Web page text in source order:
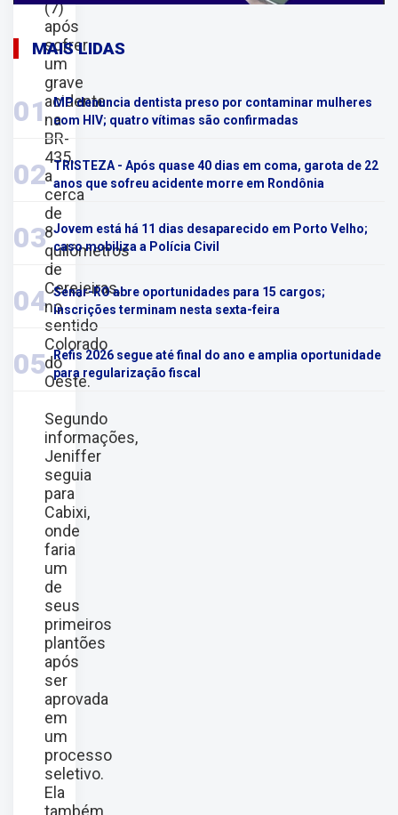
(7)
após
sofrer
um
grave
acidente
na
BR-
435,
a
cerca
de
8
quilômetros
de
Cerejeiras,
no
sentido
Colorado
do
Oeste.
Segundo
informações,
Jeniffer
seguia
para
Cabixi,
onde
faria
um
de
seus
primeiros
plantões
após
ser
aprovada
em
um
processo
seletivo.
Ela
também
MAIS LIDAS
01 MP denuncia dentista preso por contaminar mulheres
com HIV; quatro vítimas são confirmadas
02 TRISTEZA - Após quase 40 dias em coma, garota de 22
anos que sofreu acidente morre em Rondônia
03 Jovem está há 11 dias desaparecido em Porto Velho;
caso mobiliza a Polícia Civil
04 Senar-RO abre oportunidades para 15 cargos;
inscrições terminam nesta sexta-feira
05
Refis 2026 segue até final do ano e amplia oportunidade
para regularização fiscal